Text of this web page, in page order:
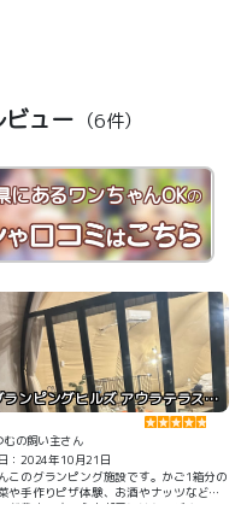
ビュー （6件）
にあるワンちゃんOKの
グランピングヒルズ アウラテラス茨城
むの飼い主さん
：2024年10月21日
このグランピング施設です。かご1箱分の
や手作りピザ体験、お酒やナッツなどサ
スが豊富です。主お部屋にはケージやトイ